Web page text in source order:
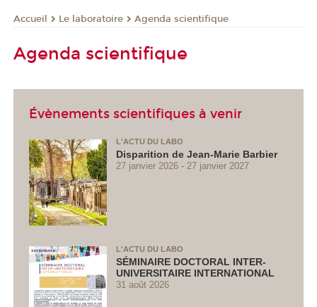
Accueil Le laboratoire Agenda scientifique
Agenda scientifique
Évènements scientifiques à venir
L'ACTU DU LABO
Disparition de Jean-Marie Barbier
27 janvier 2026 27 janvier 2027
L'ACTU DU LABO
SÉMINAIRE DOCTORAL INTER-
UNIVERSITAIRE INTERNATIONAL
31 août 2026